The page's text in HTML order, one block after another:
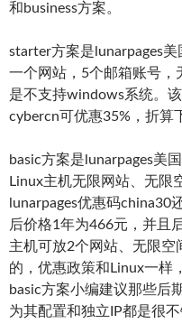
和business方案。
starter方案是lunarpages
一个网站，5个邮箱账号，
是不支持windows系统。
cybercn可优惠35%，折算
basic方案是lunarpages美
Linux主机无限网站、无限
lunarpages优惠码china30
后价格1年为466元，并且
主机可放2个网站、无限空
的，优惠政策和Linux一样
basic方案小编建议那些后
为其配置和独立IP都是很不